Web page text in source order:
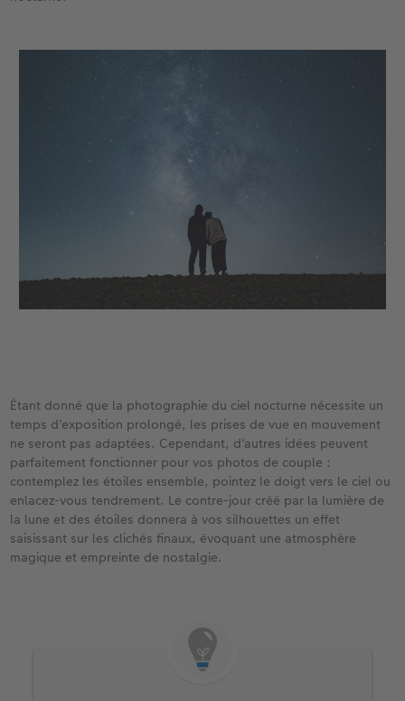
Étant donné que la photographie du ciel nocturne nécessite un
temps d'exposition prolongé, les prises de vue en mouvement
ne seront pas adaptées. Cependant, d'autres idées peuvent
parfaitement fonctionner pour vos photos de couple :
contemplez les étoiles ensemble, pointez le doigt vers le ciel ou
enlacez-vous tendrement. Le contre-jour créé par la lumière de
la lune et des étoiles donnera à vos silhouettes un effet
saisissant sur les clichés finaux, évoquant une atmosphère
magique et empreinte de nostalgie.